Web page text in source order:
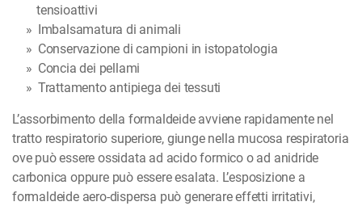
tensioattivi
Imbalsamatura di animali
Conservazione di campioni in istopatologia
Concia dei pellami
Trattamento antipiega dei tessuti
L’assorbimento della formaldeide avviene rapidamente nel
tratto respiratorio superiore, giunge nella mucosa respiratoria
ove può essere ossidata ad acido formico o ad anidride
carbonica oppure può essere esalata. L’esposizione a
formaldeide aero-dispersa può generare effetti irritativi,